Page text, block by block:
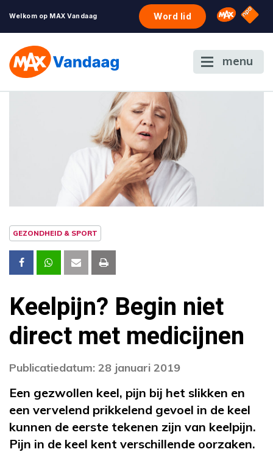
Welkom op MAX Vandaag Word lid Omroep
NPO
menu
GEZONDHEID & SPORT
Keelpijn? Begin niet
direct met medicijnen
Publicatiedatum: 28 januari 2019
Een gezwollen keel, pijn bij het slikken en
een vervelend prikkelend gevoel in de keel
kunnen de eerste tekenen zijn van keelpijn.
Pijn in de keel kent verschillende oorzaken.